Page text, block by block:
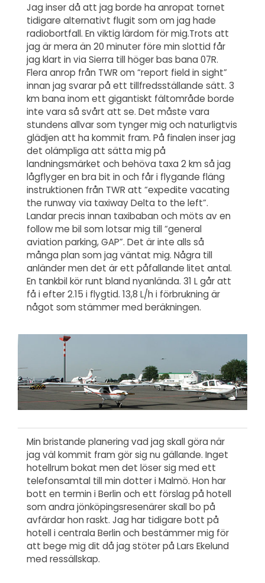
Jag inser då att jag borde ha anropat tornet
tidigare alternativt flugit som om jag hade
radiobortfall. En viktig lärdom för mig.Trots att
jag är mera än 20 minuter före min slottid får
jag klart in via Sierra till höger bas bana 07R.
Flera anrop från TWR om “report field in sight”
innan jag svarar på ett tillfredsställande sätt. 3
km bana inom ett gigantiskt fältområde borde
inte vara så svårt att se. Det måste vara
stundens allvar som tynger mig och naturligtvis
glädjen att ha kommit fram. På finalen inser jag
det olämpliga att sätta mig på
landningsmärket och behöva taxa 2 km så jag
lågflyger en bra bit in och får i flygande fläng
instruktionen från TWR att “expedite vacating
the runway via taxiway Delta to the left”.
Landar precis innan taxibaban och möts av en
follow me bil som lotsar mig till “general
aviation parking, GAP”. Det är inte alls så
många plan som jag väntat mig. Några till
anländer men det är ett påfallande litet antal.
En tankbil kör runt bland nyanlända. 31 L går att
få i efter 2.15 i flygtid. 13,8 L/h i förbrukning är
något som stämmer med beräkningen.
Min bristande planering vad jag skall göra när
jag väl kommit fram gör sig nu gällande. Inget
hotellrum bokat men det löser sig med ett
telefonsamtal till min dotter i Malmö. Hon har
bott en termin i Berlin och ett förslag på hotell
som andra jönköpingsresenärer skall bo på
avfärdar hon raskt. Jag har tidigare bott på
hotell i centrala Berlin och bestämmer mig för
att bege mig dit då jag stöter på Lars Ekelund
med ressällskap.